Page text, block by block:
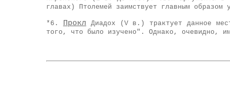
главах) Птолемей заимствует главным
*6. Прокл Диадох (V в.) трактует данное
того, что было изучено". Однако, очевидно,